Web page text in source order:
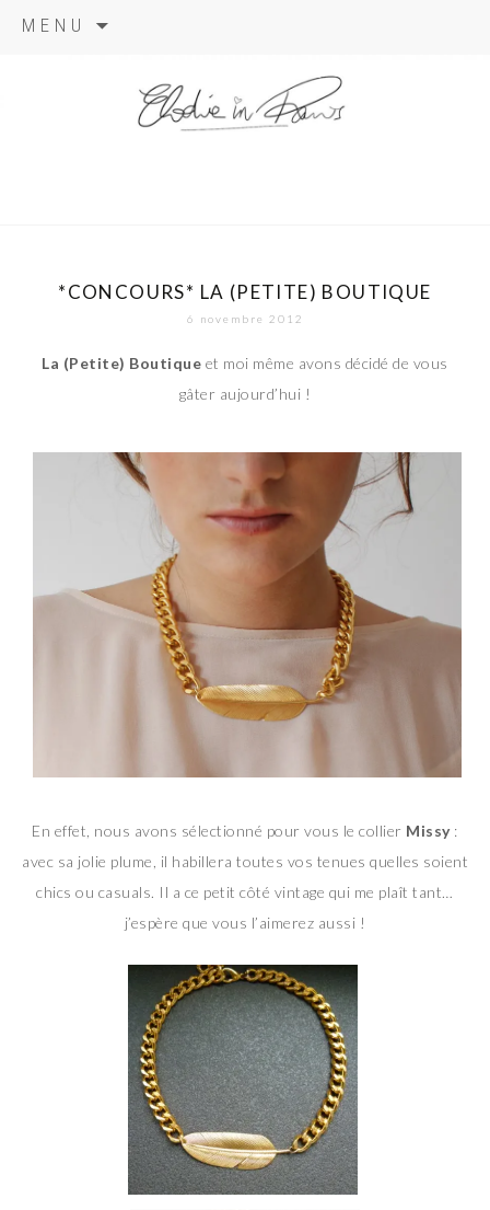
MENU
*CONCOURS* LA (PETITE) BOUTIQUE
6 novembre 2012
La (Petite) Boutique et moi même avons décidé de vous
gâter aujourd’hui !
En effet, nous avons sélectionné pour vous le collier Missy:
avec sa jolie plume, il habillera toutes vos tenues quelles soient
chics ou casuals. Il a ce petit côté vintage qui me plaît tant…
j’espère que vous l’aimerez aussi !